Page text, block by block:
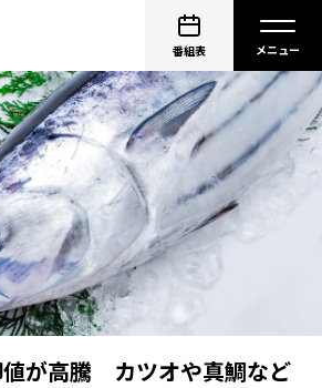
番組表
が高騰 カツオや真鯛など